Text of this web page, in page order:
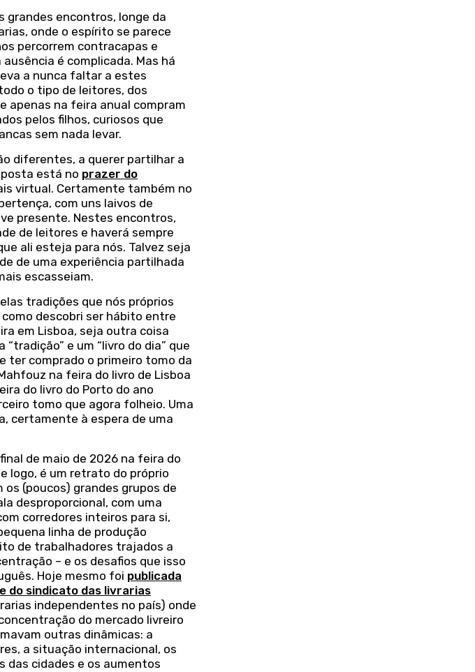
grandes encontros, longe da
onde o espírito se parece
percorrem contracapas e
é complicada. Mas há
a nunca faltar a estes
o tipo de leitores, dos
apenas na feira anual compram
pelos filhos, curiosos que
sem nada levar.
diferentes, a querer partilhar a
está no prazer do
virtual. Certamente também no
com uns laivos de
presente. Nestes encontros,
de leitores e haverá sempre
ali esteja para nós. Talvez seja
de uma experiência partilhada
escasseiam.
tradições que nós próprios
descobri ser hábito entre
em Lisboa, seja outra coisa
“tradição” e um “livro do dia” que
ter comprado o primeiro tomo da
na feira do livro de Lisboa
do livro do Porto do ano
tomo que agora folheio. Uma
certamente à espera de uma
de maio de 2026 na feira do
logo, é um retrato do próprio
(poucos) grandes grupos de
desproporcional, com uma
corredores inteiros para si,
linha de produção
de trabalhadores trajados a
– e os desafios que isso
Hoje mesmo foi publicada
do sindicato das livrarias
independentes no país) onde
do mercado livreiro
outras dinâmicas: a
a situação internacional, os
das cidades e os aumentos